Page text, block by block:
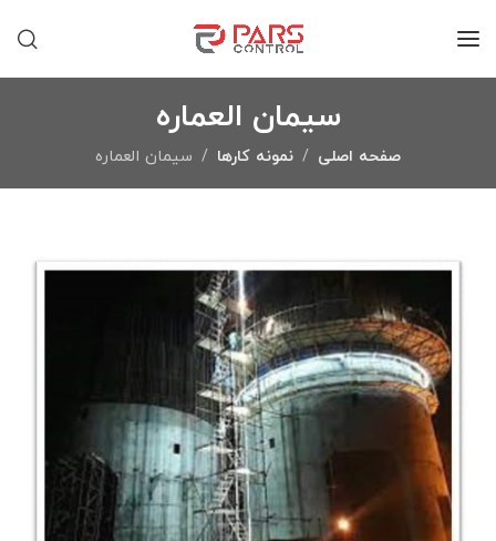
سیمان العماره
صفحه اصلی نمونه کارها سیمان العماره